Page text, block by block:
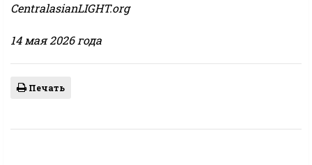
CentralasianLIGHT.org
14 мая 2026 года
Печать